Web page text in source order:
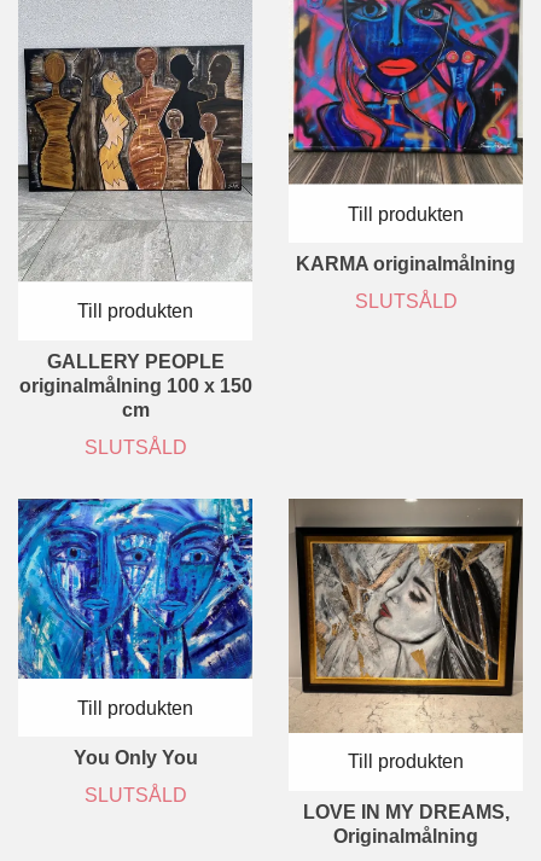
Till produkten
GALLERY PEOPLE
originalmålning 100 x 150
cm
SLUTSÅLD
Till produkten
KARMA originalmålning
SLUTSÅLD
Till produkten
You Only You
SLUTSÅLD
Till produkten
LOVE IN MY DREAMS,
Originalmålning